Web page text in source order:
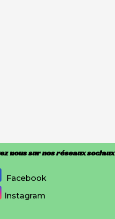
nous sur nos réseaux sociaux
Facebook
Instagram